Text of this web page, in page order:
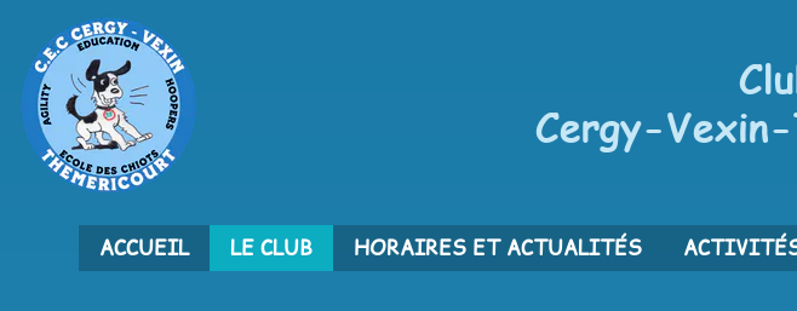
ACCUEIL LE CLUB HORAIRES ET ACTUALITÉS
Cergy-